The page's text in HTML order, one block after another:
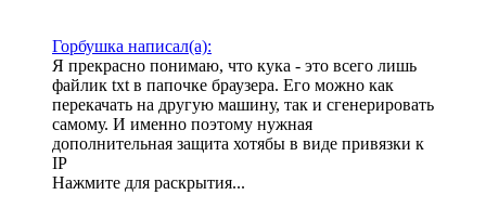
Горбушка написал(а):
Я прекрасно понимаю, что кука - это всего лишь
файлик txt в папочке браузера. Его можно как
перекачать на другую машину, так и сгенерировать
самому. И именно поэтому нужная
дополнительная защита хотябы в виде привязки к
IP
Нажмите для раскрытия...